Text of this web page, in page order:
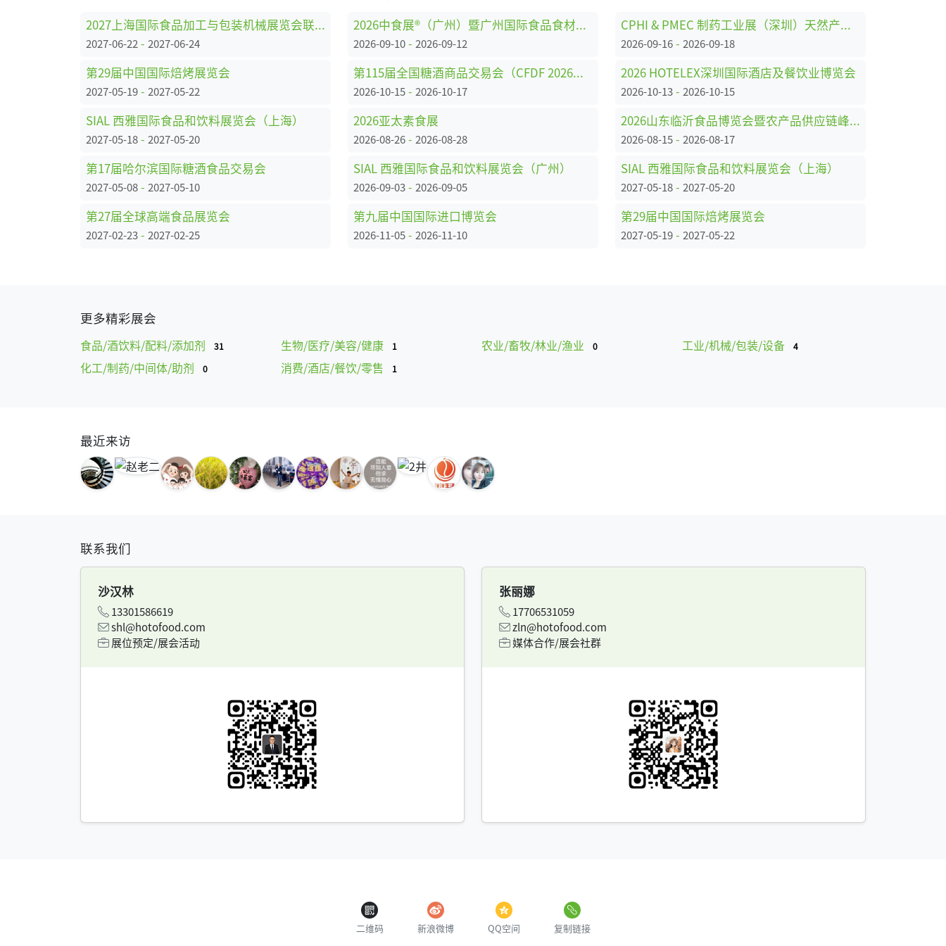
2027上海国际食品加工与包装机械展览会联展
2027-06-22- 2027-06-24
第29届中国国际焙烤展览会
2027-05-19- 2027-05-22
SIAL 西雅国际食品和饮料展览会（上海）
2027-05-18- 2027-05-20
第17届哈尔滨国际糖酒食品交易会
2027-05-08- 2027-05-10
第27届全球高端食品展览会
2027-02-23- 2027-02-25
2026中食展®（广州）暨广州国际食品食材展Food2China Expo
2026-09-10- 2026-09-12
第115届全国糖酒商品交易会（CFDF 2026秋糖）
2026-10-15- 2026-10-17
2026亚太素食展
2026-08-26- 2026-08-28
SIAL 西雅国际食品和饮料展览会（广州）
2026-09-03- 2026-09-05
第九届中国国际进口博览会
2026-11-05- 2026-11-10
CPHI & PMEC 制药工业展（深圳）天然产物展区
2026-09-16- 2026-09-18
2026 HOTELEX深圳国际酒店及餐饮业博览会
2026-10-13- 2026-10-15
2026山东临沂食品博览会暨农产品供应链峰会
2026-08-15- 2026-08-17
SIAL 西雅国际食品和饮料展览会（上海）
2027-05-18- 2027-05-20
第29届中国国际焙烤展览会
2027-05-19- 2027-05-22
更多精彩展会
食品/酒饮料/配料/添加剂 31 生物/医疗/美容/健康 1 农业/畜牧/林业/渔业 0 工业/机械/包装/设备 4
化工/制药/中间体/助剂 0 消费/酒店/餐饮/零售 1
最近来访
联系我们
沙汉林
13301586619
shl@hotofood.com
展位预定/展会活动
张丽娜
17706531059
zln@hotofood.com
媒体合作/展会社群
二维码 新浪微博 QQ空间 复制链接